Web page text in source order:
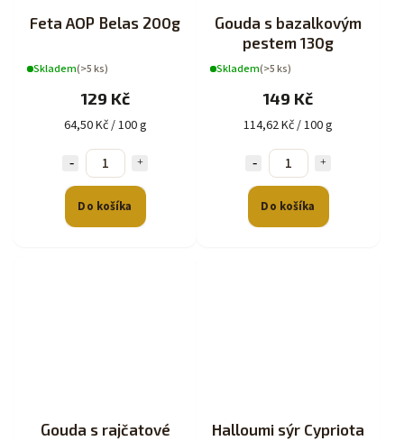
Feta AOP Belas 200g
Skladem(>5 ks)
129 Kč
64,50 Kč / 100 g
Do košíka
Gouda s bazalkovým
pestem 130g
Skladem(>5 ks)
149 Kč
114,62 Kč / 100 g
Do košíka
Gouda s rajčatové
Halloumi sýr Cypriota